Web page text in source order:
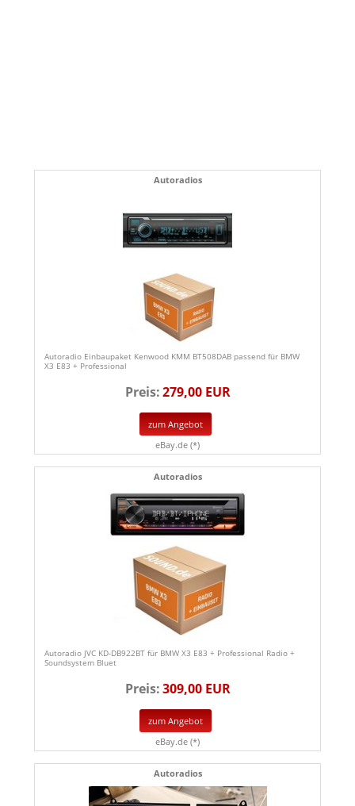
Autoradios
Autoradio Einbaupaket Kenwood KMM BT508DAB passend für BMW
X3 E83 + Professional
Preis:279,00 EUR
zum Angebot
eBay.de (*)
Autoradios
Autoradio JVC KD-DB922BT für BMW X3 E83 + Professional Radio +
Soundsystem Bluet
Preis:309,00 EUR
zum Angebot
eBay.de (*)
Autoradios